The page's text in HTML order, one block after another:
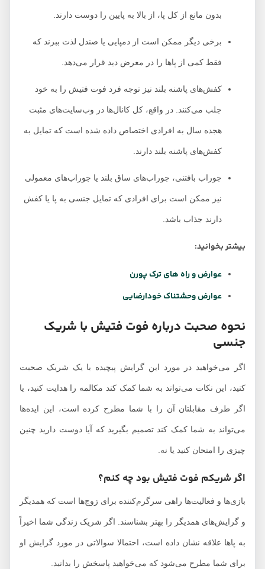
بدون مانع از کل پا، از بالا به پایین را دوست دارند.
برخی دیگر ممکن است از دمپایی یا صندل لذت ببرند که
فقط کمی از پاها را در معرض دید قرار می‌دهد.
کفش‌های پاشنه بلند نیز توجه فرد فوت فتیش را به خود
جلب می‌کنند. در واقع، کل کانال‌ها در وب‌سایت‌های مثبت
هجده سال به افرادی اختصاص داده شده است که تمایل به
کفش‌های پاشنه بلند دارند.
جوراب بافتنی، جوراب‌های ساق بلند یا جوراب‌های معمولی
نیز ممکن است برای افرادی که تمایل جنسی به پا یا کفش
دارند جذاب باشد.
بیشتر بخوانید:
عوارض و راه های ترک پورن
عوارض وحشتناک خودارضایی
نحوه صحبت درباره فوت فتیش با شریک
جنسی
اگر می‌خواهید در مورد این گرایش پیچیده با یک شریک صحبت
کنید، این نکات می‌تواند به شما کمک کند مکالمه را هدایت کنید، یا
اگر طرف مقابلتان آن را با شما مطرح کرده است، این ایده‌ها
می‌تواند به شما کمک کند تصمیم بگیرید که آیا دوست دارید چنین
چیزی را امتحان کنید یا نه.
اگر شریکم فوت فتیش بود چه کنم؟
بازی‌ها و فعالیت‌ها راهی سرگرم‌کننده برای زوج‌ها است که همدیگر
و گرایش‌های همدیگر را بهتر بشناسند. اگر شریک زندگی شما اخیراً
به پاها علاقه نشان داده است، احتمالا سوالاتی در مورد گرایش او
برای شما مطرح می‌شود که می‌خواهید پاسخش را بدانید.